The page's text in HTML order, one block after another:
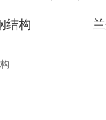
结构